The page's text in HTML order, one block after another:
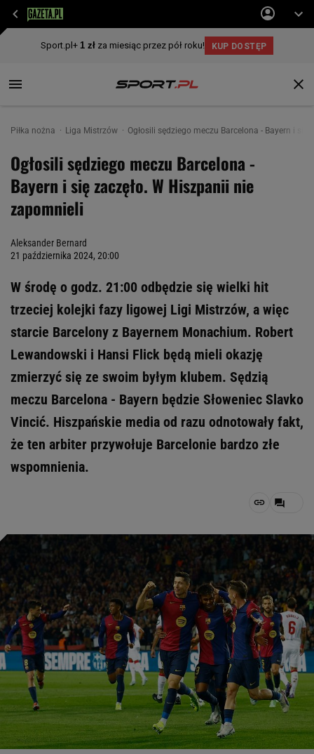
Piłka nożna Liga Mistrzów Ogłosili sędziego meczu Barcelona - Bayern i
Ogłosili sędziego meczu Barcelona -
Bayern i się zaczęło. W Hiszpanii nie
zapomnieli
Aleksander Bernard
21 października 2024, 20:00
W środę o godz. 21:00 odbędzie się wielki hit
trzeciej kolejki fazy ligowej Ligi Mistrzów, a więc
starcie Barcelony z Bayernem Monachium. Robert
Lewandowski i Hansi Flick będą mieli okazję
zmierzyć się ze swoim byłym klubem. Sędzią
meczu Barcelona - Bayern będzie Słoweniec Slavko
Vincić. Hiszpańskie media od razu odnotowały fakt,
że ten arbiter przywołuje Barcelonie bardzo złe
wspomnienia.